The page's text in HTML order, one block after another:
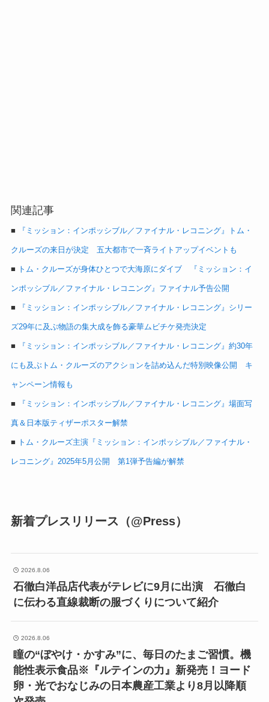
関連記事
■ 『ミッション：インポッシブル／ファイナル・レコニング』トム・
クルーズの来日が決定 五大都市で一斉ライトアップイベントも
■ トム・クルーズが身体ひとつで大海原にダイブ 『ミッション：イ
ンポッシブル／ファイナル・レコニング』ファイナル予告公開
■ 『ミッション：インポッシブル／ファイナル・レコニング』シリー
ズ29年に及ぶ物語の集大成を飾る豪華ムビチケ発売決定
■ 『ミッション：インポッシブル／ファイナル・レコニング』約30年
にも及ぶトム・クルーズのアクションを詰め込んだ特別映像公開 キ
ャンペーン情報も
■ 『ミッション：インポッシブル／ファイナル・レコニング』場面写
真＆日本版ティザーポスター解禁
■ トム・クルーズ主演『ミッション：インポッシブル／ファイナル・
レコニング』2025年5月公開 第1弾予告編が解禁
新着プレスリリース（@Press）
2026.8.06
石徹白洋品店代表がテレビに9月に出演 石徹白
に伝わる直線裁断の服づくりについて紹介
2026.8.06
瞳の“ぼやけ・かすみ”に、毎日のたまご習慣。機
能性表示食品※『ルテインの力』新発売！ヨード
卵・光でおなじみの日本農産工業より8月以降順